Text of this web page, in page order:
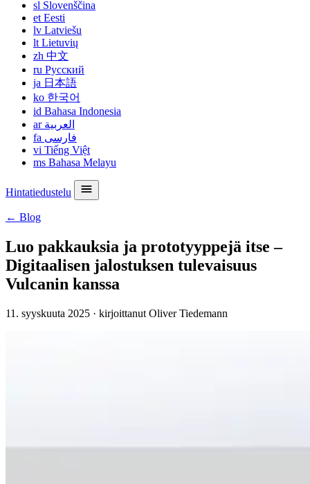
sl Slovenščina
et Eesti
lv Latviešu
lt Lietuvių
zh 中文
ru Русский
ja 日本語
ko 한국어
id Bahasa Indonesia
ar العربية
fa فارسی
vi Tiếng Việt
ms Bahasa Melayu
Hintatiedustelu
← Blog
Luo pakkauksia ja prototyyppejä itse –
Digitaalisen jalostuksen tulevaisuus
Vulcanin kanssa
11. syyskuuta 2025 · kirjoittanut Oliver Tiedemann